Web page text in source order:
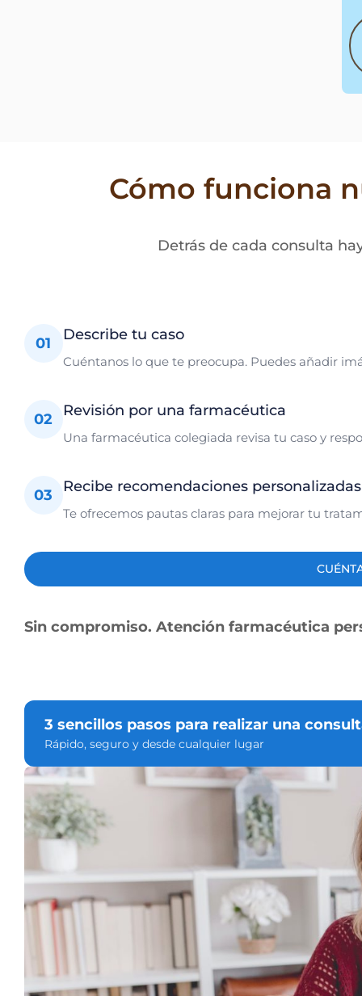
Cómo funciona
Detrás de cada consulta
01 Describe tu caso
Cuéntanos lo que te preocupa. Puedes añadir
02 Revisión por una farmacéutica
Una farmacéutica colegiada revisa tu caso y
03 Recibe recomendaciones personalizadas
Te ofrecemos pautas claras para mejorar tu
Sin compromiso. Atención farmacéutica
3 sencillos pasos para realizar una
Rápido, seguro y desde cualquier lugar